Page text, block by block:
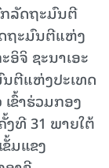
ລັດຖະມົນຕີ
ຖະມົນຕີແຫ່ງ
ຈິ ຊະນາເອະ
ນຕີແຫ່ງປະເທດ
ຂົ້າຮ່ວມກອງ​
ທີ 31 ພາຍໃຕ້
ມແຂງ